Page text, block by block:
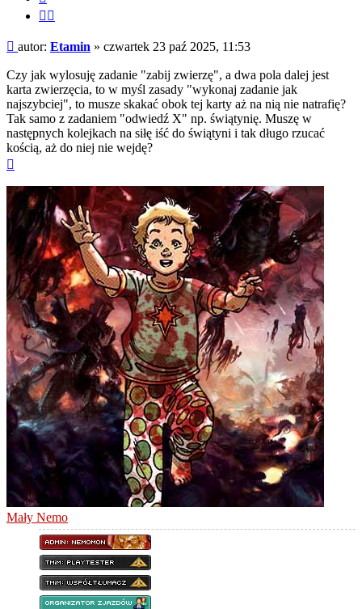
Post
autor: Etamin » czwartek 23 paź 2025, 11:53
Czy jak wylosuję zadanie "zabij zwierzę", a dwa pola dalej jest
karta zwierzęcia, to w myśl zasady "wykonaj zadanie jak
najszybciej", to musze skakać obok tej karty aż na nią nie natrafię?
Tak samo z zadaniem "odwiedź X" np. świątynię. Muszę w
następnych kolejkach na siłę iść do świątyni i tak długo rzucać
kością, aż do niej nie wejdę?
Mały Nemo